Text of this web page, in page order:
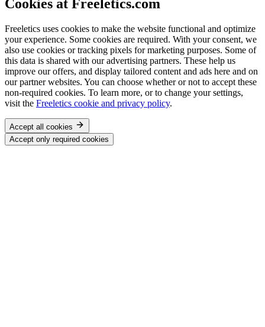
Cookies at Freeletics.com
Freeletics uses cookies to make the website functional and optimize
your experience. Some cookies are required. With your consent, we
also use cookies or tracking pixels for marketing purposes. Some of
this data is shared with our advertising partners. These help us
improve our offers, and display tailored content and ads here and on
our partner websites. You can choose whether or not to accept these
non-required cookies. To learn more, or to change your settings,
visit the Freeletics cookie and privacy policy.
Accept all cookies
Accept only required cookies